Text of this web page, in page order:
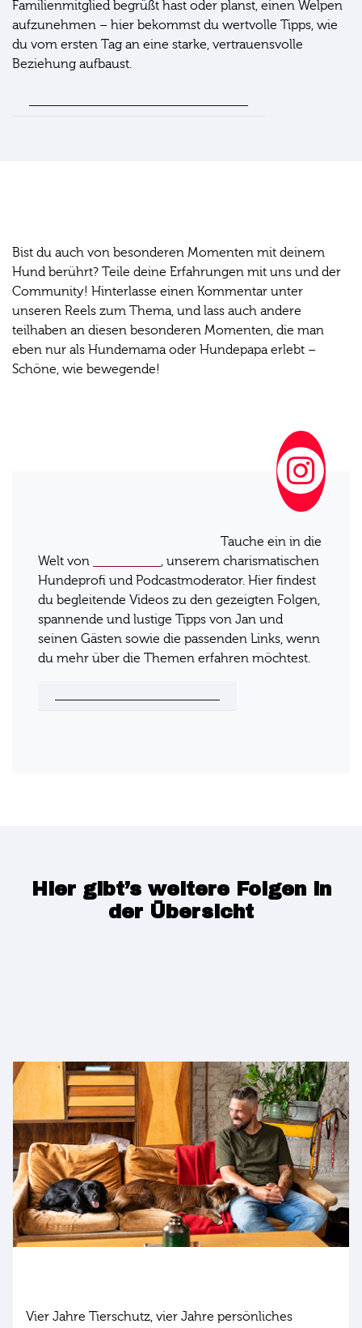
Familienmitglied begrüßt hast oder planst, einen Welpen
aufzunehmen – hier bekommst du wertvolle Tipps, wie
du vom ersten Tag an eine starke, vertrauensvolle
Beziehung aufbaust.
Bist du auch von besonderen Momenten mit deinem
Hund berührt? Teile deine Erfahrungen mit uns und der
Community! Hinterlasse einen Kommentar unter
unseren Reels zum Thema, und lass auch andere
teilhaben an diesen besonderen Momenten, die man
eben nur als Hundemama oder Hundepapa erlebt –
Schöne, wie bewegende!
zum "The Petfood Family" - Podcast. Tauche
ein in die Welt von
Jan Dießner, unserem
charismatischen Hundeprofi und
Podcastmoderator. Hier findest du begleitende
Videos zu den gezeigten Folgen, spannende und
lustige Tipps von Jan und seinen Gästen sowie
die passenden Links, wenn du mehr über die
Hier gibt’s weitere Folgen in
der Übersicht
Vier Jahre Tierschutz, vier Jahre persönliches